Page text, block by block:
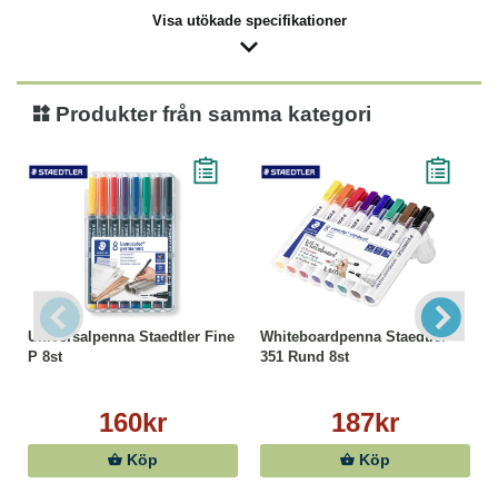
Visa utökade specifikationer
Produkter från samma kategori
Universalpenna Staedtler Fine
P 8st
160kr
Köp
Whiteboardpenna Staedtler
351 Rund 8st
187kr
Köp